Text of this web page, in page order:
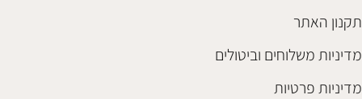
תקנון האתר
מדיניות משלוחים וביטולים
מדיניות פרטיות